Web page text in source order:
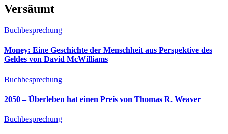
Versäumt
Buchbesprechung
Money: Eine Geschichte der Menschheit aus Perspektive des
Geldes von David McWilliams
Buchbesprechung
2050 – Überleben hat einen Preis von Thomas R. Weaver
Buchbesprechung